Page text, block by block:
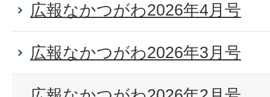
広報なかつがわ2026年4月号
広報なかつがわ2026年3月号